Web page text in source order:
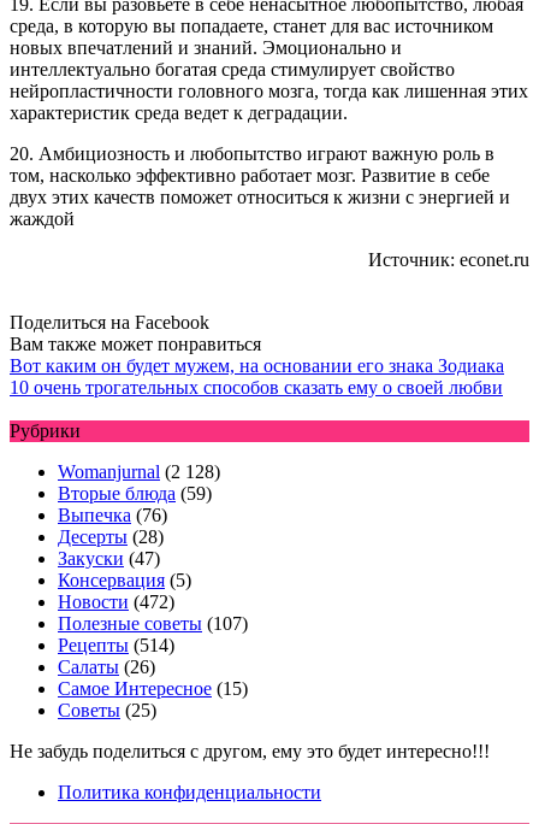
среда, в которую вы попадаете, станет для вас источником
новых впечатлений и знаний. Эмоционально и
интеллектуально богатая среда стимулирует свойство
нейропластичности головного мозга, тогда как лишенная этих
характеристик среда ведет к деградации.
20. Амбициозность и любопытство играют важную роль в
том, насколько эффективно работает мозг. Развитие в себе
двух этих качеств поможет относиться к жизни с энергией и
жаждой
Источник: econet.ru
Поделиться на Facebook
Вам также может понравиться
Вот каким он будет мужем, на основании его знака Зодиака
10 очень трогательных способов сказать ему о своей любви
Рубрики
Womanjurnal (2 128)
Вторые блюда (59)
Выпечка (76)
Десерты (28)
Закуски (47)
Консервация (5)
Новости (472)
Полезные советы (107)
Рецепты (514)
Салаты (26)
Самое Интересное (15)
Советы (25)
Не забудь поделиться с другом, ему это будет интересно!!!
Политика конфиденциальности